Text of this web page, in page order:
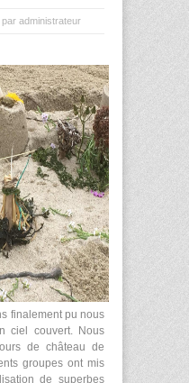
par administrateur
finalement pu nous
ciel couvert. Nous
de château de
groupes ont mis
de superbes